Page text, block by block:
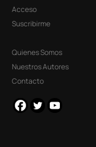
Acceso
Suscribirme
Quienes Somos
Nuestros Autores
Contacto